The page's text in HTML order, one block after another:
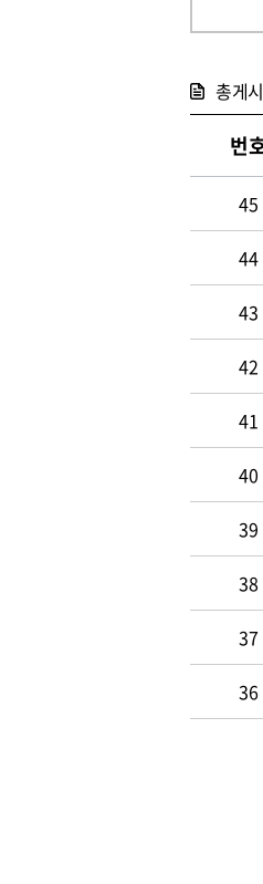
총게
번
45
44
43
42
41
40
39
38
37
36